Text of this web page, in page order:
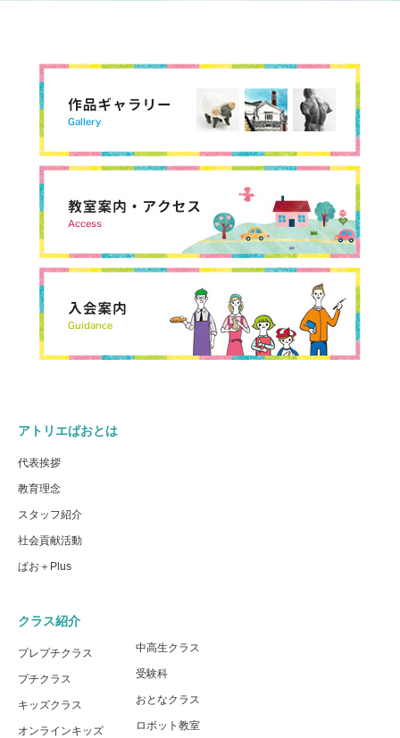
アトリエぱおとは
代表挨拶
教育理念
スタッフ紹介
社会貢献活動
ぱお＋Plus
クラス紹介
プレプチクラス
プチクラス
キッズクラス
オンラインキッズ
中高生クラス
受験科
おとなクラス
ロボット教室